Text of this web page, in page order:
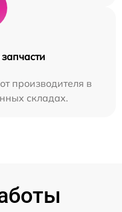
производителя в
складах.